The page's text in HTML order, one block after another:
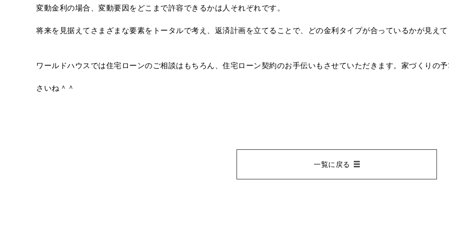
変動金利の場合、変動要因をどこまで許容できるかは人それぞれです。
将来を見据えてさまざまな要素をトータルで考え、返済計画を立てることで、どの金利タイプが合っているかが見え
ワールドハウスでは住宅ローンのご相談はもちろん、住宅ローン契約のお手伝いもさせていただきます。家づくりの
さいね＾＾
一覧に戻る